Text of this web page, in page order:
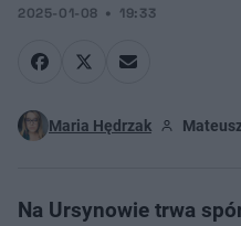
2025-01-08 19:33
Maria Hędrzak
Na Ursynowie trwa